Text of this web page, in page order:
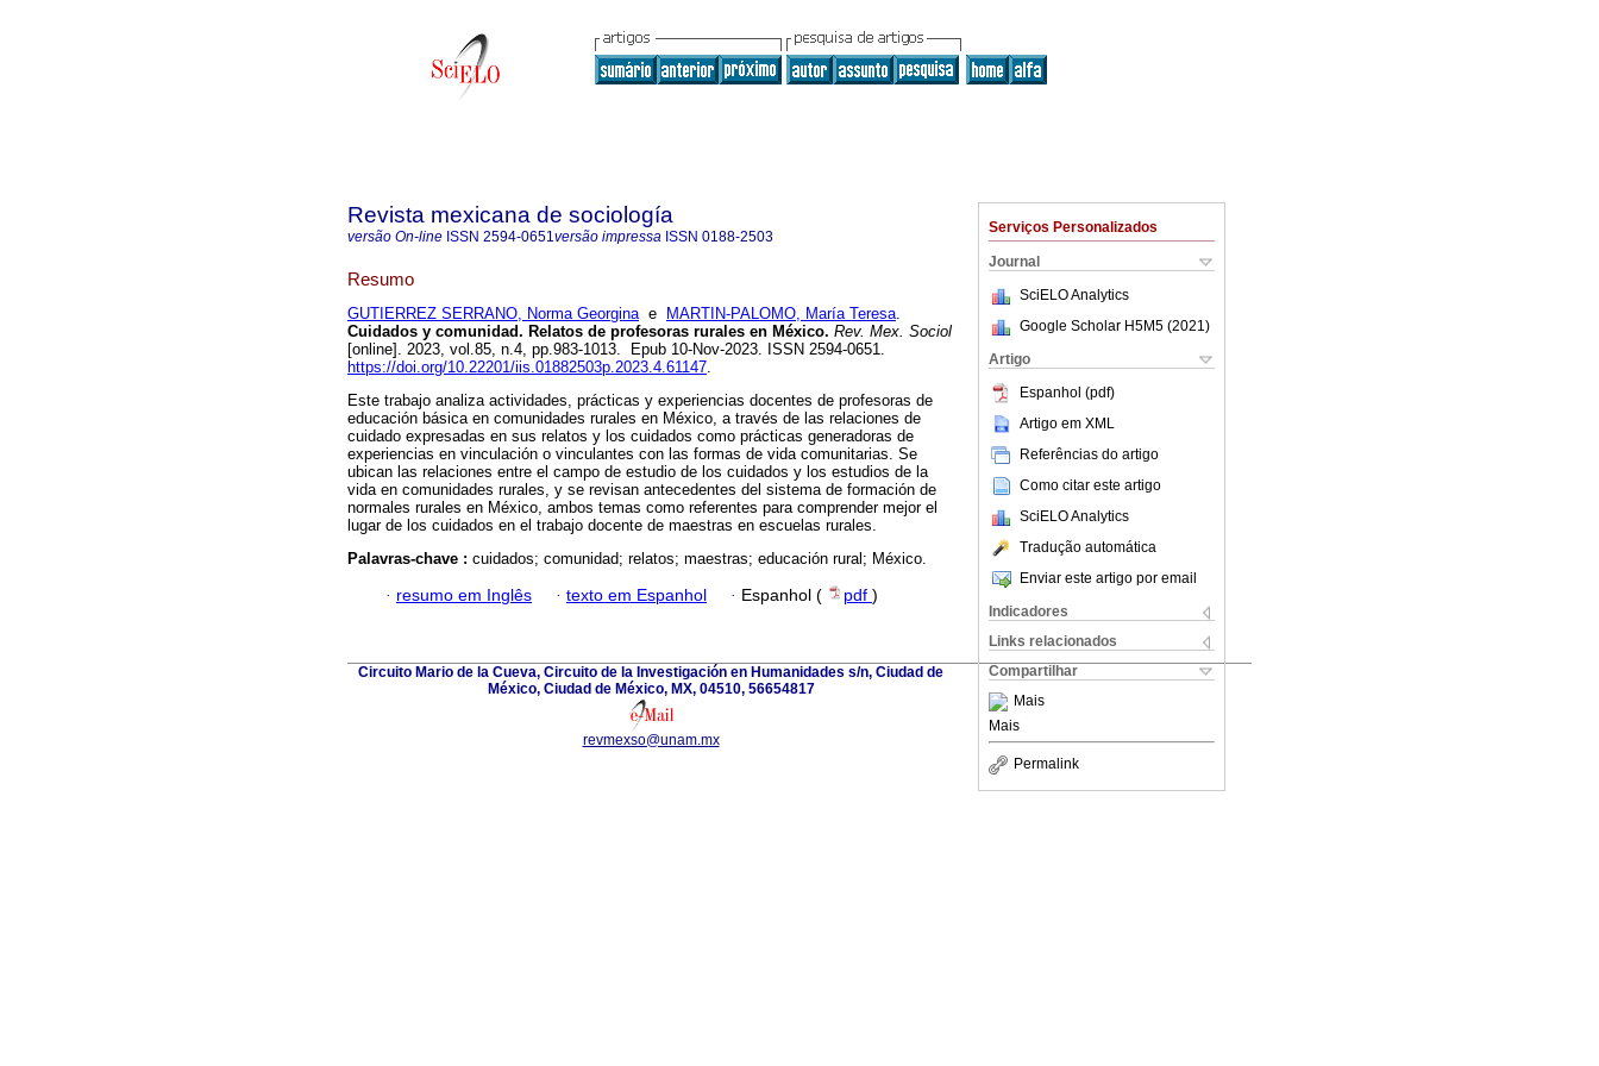
Serviços Personalizados
Journal
SciELO Analytics
Google Scholar H5M5 (2021 )
Artigo
Espanhol (pdf)
Artigo em XML
Referências do artigo
Como citar este artigo
SciELO Analytics
Tradução automática
Enviar este artigo por email
Indicadores
Links relacionados
Compartilhar
Mais
Mais
Permalink
Revista mexicana de sociología
versão On-line ISSN 2594-0651versão impressa ISSN 0188-2503
Resumo
GUTIERREZ SERRANO, Norma Georginae MARTIN-PALOMO, María Teresa.
Cuidados y comunidad. Relatos de profesoras rurales en México. Rev. Mex. Sociol
[online]. 2023, vol.85, n.4, pp.983-1013. Epub 10-Nov-2023. ISSN 2594-0651.
https://doi.org/10.22201/iis.01882503p.2023.4.61147.
Este trabajo analiza actividades, prácticas y experiencias docentes de profesoras de
educación básica en comunidades rurales en México, a través de las relaciones de
cuidado expresadas en sus relatos y los cuidados como prácticas generadoras de
experiencias en vinculación o vinculantes con las formas de vida comunitarias. Se
ubican las relaciones entre el campo de estudio de los cuidados y los estudios de la
vida en comunidades rurales, y se revisan antecedentes del sistema de formación de
normales rurales en México, ambos temas como referentes para comprender mejor el
lugar de los cuidados en el trabajo docente de maestras en escuelas rurales.
Palavras-chave : cuidados; comunidad; relatos; maestras; educación rural; México.
· resumo em Inglês · texto em Espanhol · Espanhol ( pdf )
Circuito Mario de la Cueva, Circuito de la Investigación en Humanidades s/n, Ciudad de
México, Ciudad de México, MX, 04510, 56654817
revmexso@unam.mx